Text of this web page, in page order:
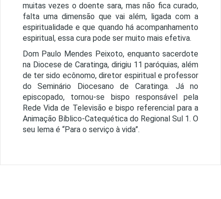
muitas vezes o doente sara, mas não fica curado,
falta uma dimensão que vai além, ligada com a
espiritualidade e que quando há acompanhamento
espiritual, essa cura pode ser muito mais efetiva.
Dom Paulo Mendes Peixoto, enquanto sacerdote
na Diocese de Caratinga, dirigiu 11 paróquias, além
de ter sido ecônomo, diretor espiritual e professor
do Seminário Diocesano de Caratinga. Já no
episcopado, tornou-se bispo responsável pela
Rede Vida de Televisão e bispo referencial para a
Animação Bíblico-Catequética do Regional Sul 1. O
seu lema é “Para o serviço à vida”.